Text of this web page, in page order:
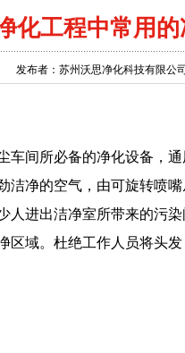
化工程中常用
发布者：苏州沃思净化科技有限公
间所必备的净化设备，
洁净的空气，由可旋转喷
人进出洁净室所带来的污
区域。杜绝工作人员将头